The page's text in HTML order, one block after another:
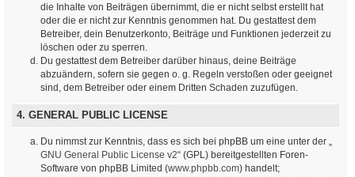
die Inhalte von Beiträgen übernimmt, die er nicht selbst erstellt hat
oder die er nicht zur Kenntnis genommen hat. Du gestattest dem
Betreiber, dein Benutzerkonto, Beiträge und Funktionen jederzeit zu
löschen oder zu sperren.
Du gestattest dem Betreiber darüber hinaus, deine Beiträge
abzuändern, sofern sie gegen o. g. Regeln verstoßen oder geeignet
sind, dem Betreiber oder einem Dritten Schaden zuzufügen.
4. GENERAL PUBLIC LICENSE
Du nimmst zur Kenntnis, dass es sich bei phpBB um eine unter der „
GNU General Public License v2“ (GPL) bereitgestellten Foren-
Software von phpBB Limited (www.phpbb.com) handelt;